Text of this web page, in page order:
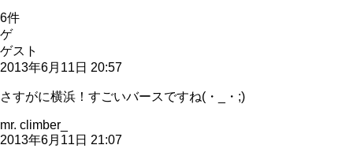
6件
ゲ
ゲスト
2013年6月11日 20:57
さすがに横浜！すごいバースですね(・_・;)
mr. climber_
2013年6月11日 21:07